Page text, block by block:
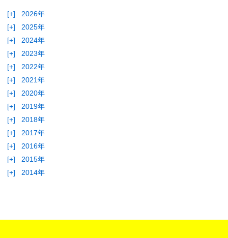
[+]
2026年
[+]
2025年
[+]
2024年
[+]
2023年
[+]
2022年
[+]
2021年
[+]
2020年
[+]
2019年
[+]
2018年
[+]
2017年
[+]
2016年
[+]
2015年
[+]
2014年